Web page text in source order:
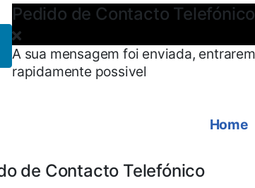
Pedido de Contacto Telefónico
A sua mensagem foi enviada,
rapidamente possivel
Home
de Contacto Telefónico